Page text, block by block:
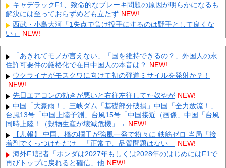
キャデラックF1、致命的なブレーキ問題の原因が明らかになるも
解決には至っておらずめども立たず NEW!
西武・小島大河「1失点で負け投手にするのは野手として良くな
い」
NEW!
【画像】 テレ朝の気象予報士さん、意外と小さかった NEW!
【J1第1節 柏×水戸】 柏は垣田先制弾＆小泉ミドルで新シーズン
を白星スタート！後半に水戸の追い上げを許すも逃げ切る
外国人「理解できない」日本人ファンタジスタがまだ無所属で欧
州人が困惑..獲得を求める声が続出！【海外の反応】
【悲報】 大分県、ガチで逝く・・・・・・ NEW!
【悲報】 取引先専務「Aを20個注文する」 ぼく「いつも1～2個
しか使わないけど本当に20であってる？」 取専「あってる... NEW!
【画像】北朝鮮のビアガール、エッッッッッッッッッッッッッッ
ッッッ！ NEW!
【画像】 例の美人すぎるおにぎり屋さん、裏でおっさんが握って
いたｗｗｗｗｗｗｗｗｗｗｗｗｗｗｗｗｗ NEW!
元いいとも青年隊、中居正広の”素顔”を暴露
「あきれてモノが言えない」「国を維持できるの？」外国人の永
住許可要件の厳格化で在日中国人の本音は？ NEW!
ウクライナがモスクワに向けて初の弾道ミサイルを発射か？！
NEW!
先日エアコンの効きが悪いと右往左往してた奴やが NEW!
中国「大豪雨！」三峡ダム「基礎部分破損」中国「全力放流！」
台風13号「中国上陸予測」台風15号「中国接近（画像」中国「台風
同時上陸！（穀物生産が壊滅危機」→ NEW!
【悲報】 中国、橋の欄干が強風一発で粉々に 鉄筋ゼロ 当局「接
着剤でくっつけただけ」「正常で、品質問題はない」
NEW!
海外F1記者「ホンダは2027年もしくは2028年のはじめにはF1で
再びトップに戻れると確信」他 NEW!